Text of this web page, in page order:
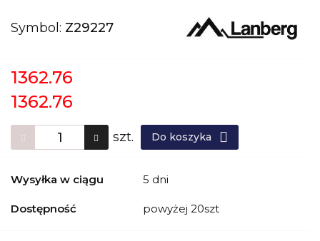
Symbol: Z29227
1362.76
1362.76
szt. Do koszyka
Wysyłka w ciągu 5 dni
Dostępność powyżej 20szt